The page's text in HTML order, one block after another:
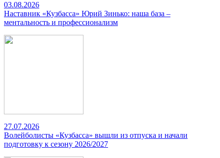
03.08.2026
Наставник «Кузбасса» Юрий Зинько: наша база –
ментальность и профессионализм
27.07.2026
Волейболисты «Кузбасса» вышли из отпуска и начали
подготовку к сезону 2026/2027